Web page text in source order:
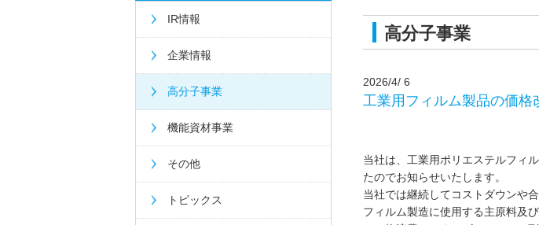
高分子事業
2026/4/ 6
工業用フィルム製品の価格
当社は、工業用ポリエステルフィ
たのでお知らせいたします。
当社では継続してコストダウンや
フィルム製造に使用する主原料及
IR情報
企業情報
高分子事業
機能資材事業
その他
トピックス